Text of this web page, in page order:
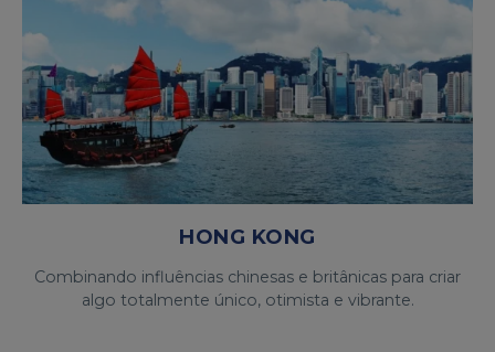
HONG KONG
Combinando influências chinesas e britânicas para criar
algo totalmente único, otimista e vibrante.